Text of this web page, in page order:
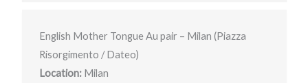
English Mother Tongue Au pair – Milan (Piazza
Risorgimento / Dateo)
Location:Milan